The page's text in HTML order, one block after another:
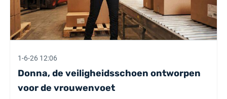
1-6-26 12:06
Donna, de veiligheidsschoen ontworpen
voor de vrouwenvoet